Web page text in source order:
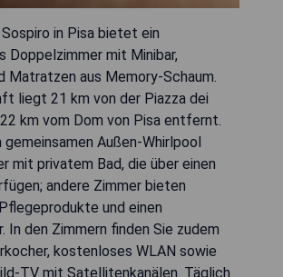
in Pisa bietet ein
Doppelzimmer mit Minibar,
Matratzen aus Memory-Schaum.
liegt 21 km von der Piazza dei
km vom Dom von Pisa entfernt.
gemeinsamen Außen-Whirlpool
mit privatem Bad, die über einen
andere Zimmer bieten
und einen
In den Zimmern finden Sie zudem
kostenloses WLAN sowie
TV mit Satellitenkanälen. Täglich